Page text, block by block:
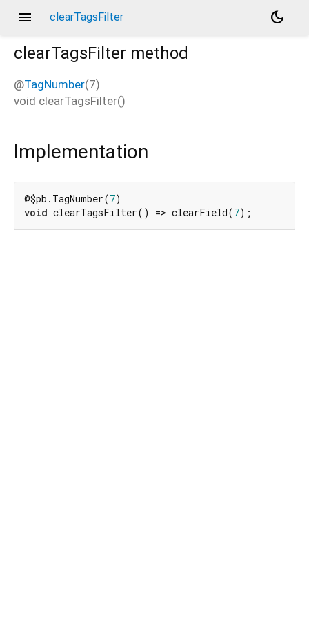
menu clearTagsFilter
dark_mode
clearTagsFilter method
@TagNumber(7)
void clearTagsFilter()
Implementation
@$pb.TagNumber(7
void clearTagsFilter() => clearField(7);